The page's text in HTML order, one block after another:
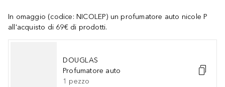
In omaggio (codice: NICOLEP) un profumatore auto nicole P
all'acquisto di 69€ di prodotti.
DOUGLAS
Profumatore auto
1 pezzo